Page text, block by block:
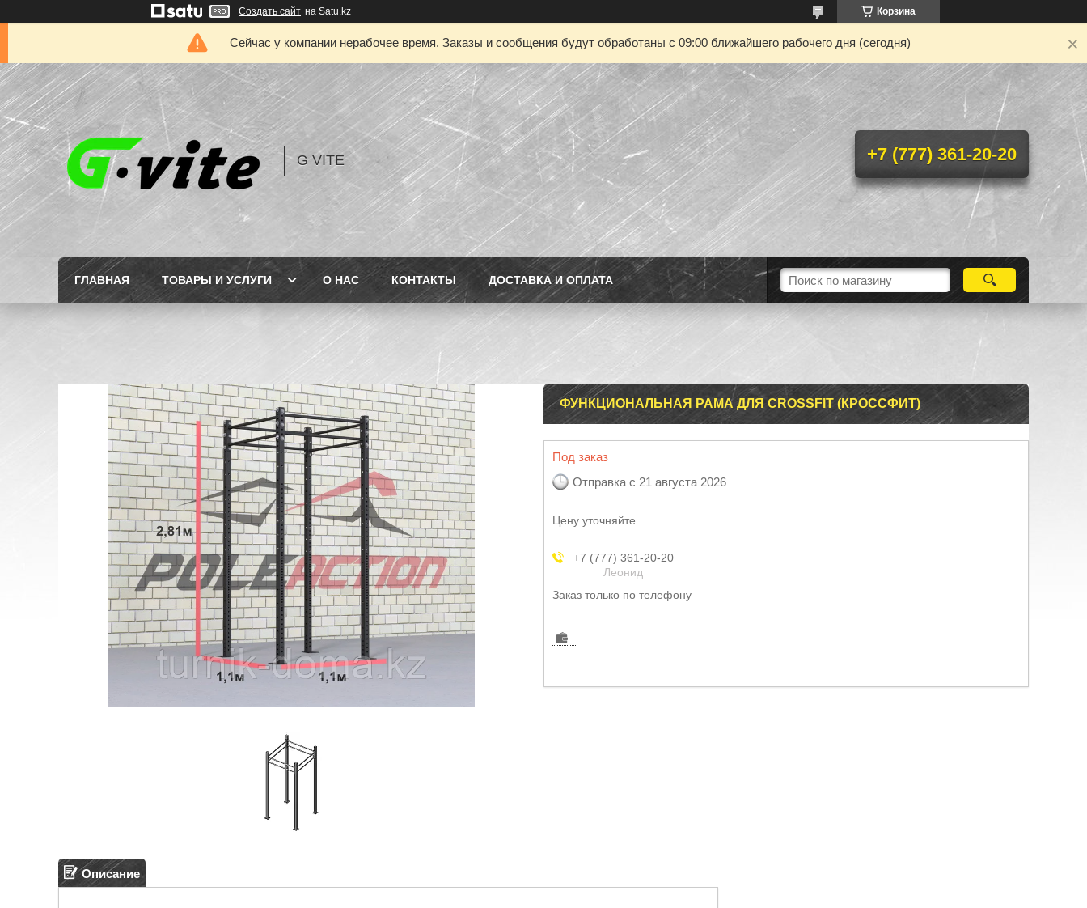
Создать сайт на Satu.kz Корзина
Сейчас у компании нерабочее время. Заказы и сообщения будут обработаны с 09:00 ближайшего рабочего дня (сегодня)
G VITE +7 (777) 361-20-20
ГЛАВНАЯ ТОВАРЫ И УСЛУГИ О НАС КОНТАКТЫ ДОСТАВКА И ОПЛАТА
ФУНКЦИОНАЛЬНАЯ РАМА ДЛЯ CROSSFIT (КРОССФИТ)
Под заказ
Отправка с 21 августа 2026
Цену уточняйте
+7 (777) 361-20-20
Леонид
Заказ только по телефону
Описание